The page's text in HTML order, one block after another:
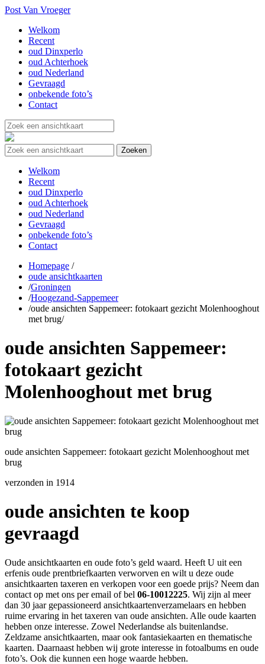
Post Van Vroeger
Welkom
Recent
oud Dinxperlo
oud Achterhoek
oud Nederland
Gevraagd
onbekende foto’s
Contact
Welkom
Recent
oud Dinxperlo
oud Achterhoek
oud Nederland
Gevraagd
onbekende foto’s
Contact
Homepage /
oude ansichtkaarten
/Groningen
/Hoogezand-Sappemeer
/oude ansichten Sappemeer: fotokaart gezicht Molenhooghout
met brug/
oude ansichten Sappemeer:
fotokaart gezicht
Molenhooghout met brug
oude ansichten Sappemeer: fotokaart gezicht Molenhooghout met
brug
verzonden in 1914
oude ansichten te koop
gevraagd
Oude ansichtkaarten en oude foto’s geld waard. Heeft U uit een
erfenis oude prentbriefkaarten verworven en wilt u deze oude
ansichtkaarten taxeren en verkopen voor een goede prijs? Neem dan
contact op met ons per email of bel 06-10012225. Wij zijn al meer
dan 30 jaar gepassioneerd ansichtkaartenverzamelaars en hebben
ruime ervaring in het taxeren van oude ansichten. Alle oude kaarten
hebben onze interesse. Zowel Nederlandse als buitenlandse.
Zeldzame ansichtkaarten, maar ook fantasiekaarten en thematische
kaarten. Daarnaast hebben wij grote interesse in fotoalbums en oude
foto’s. Ook die kunnen een hoge waarde hebben.